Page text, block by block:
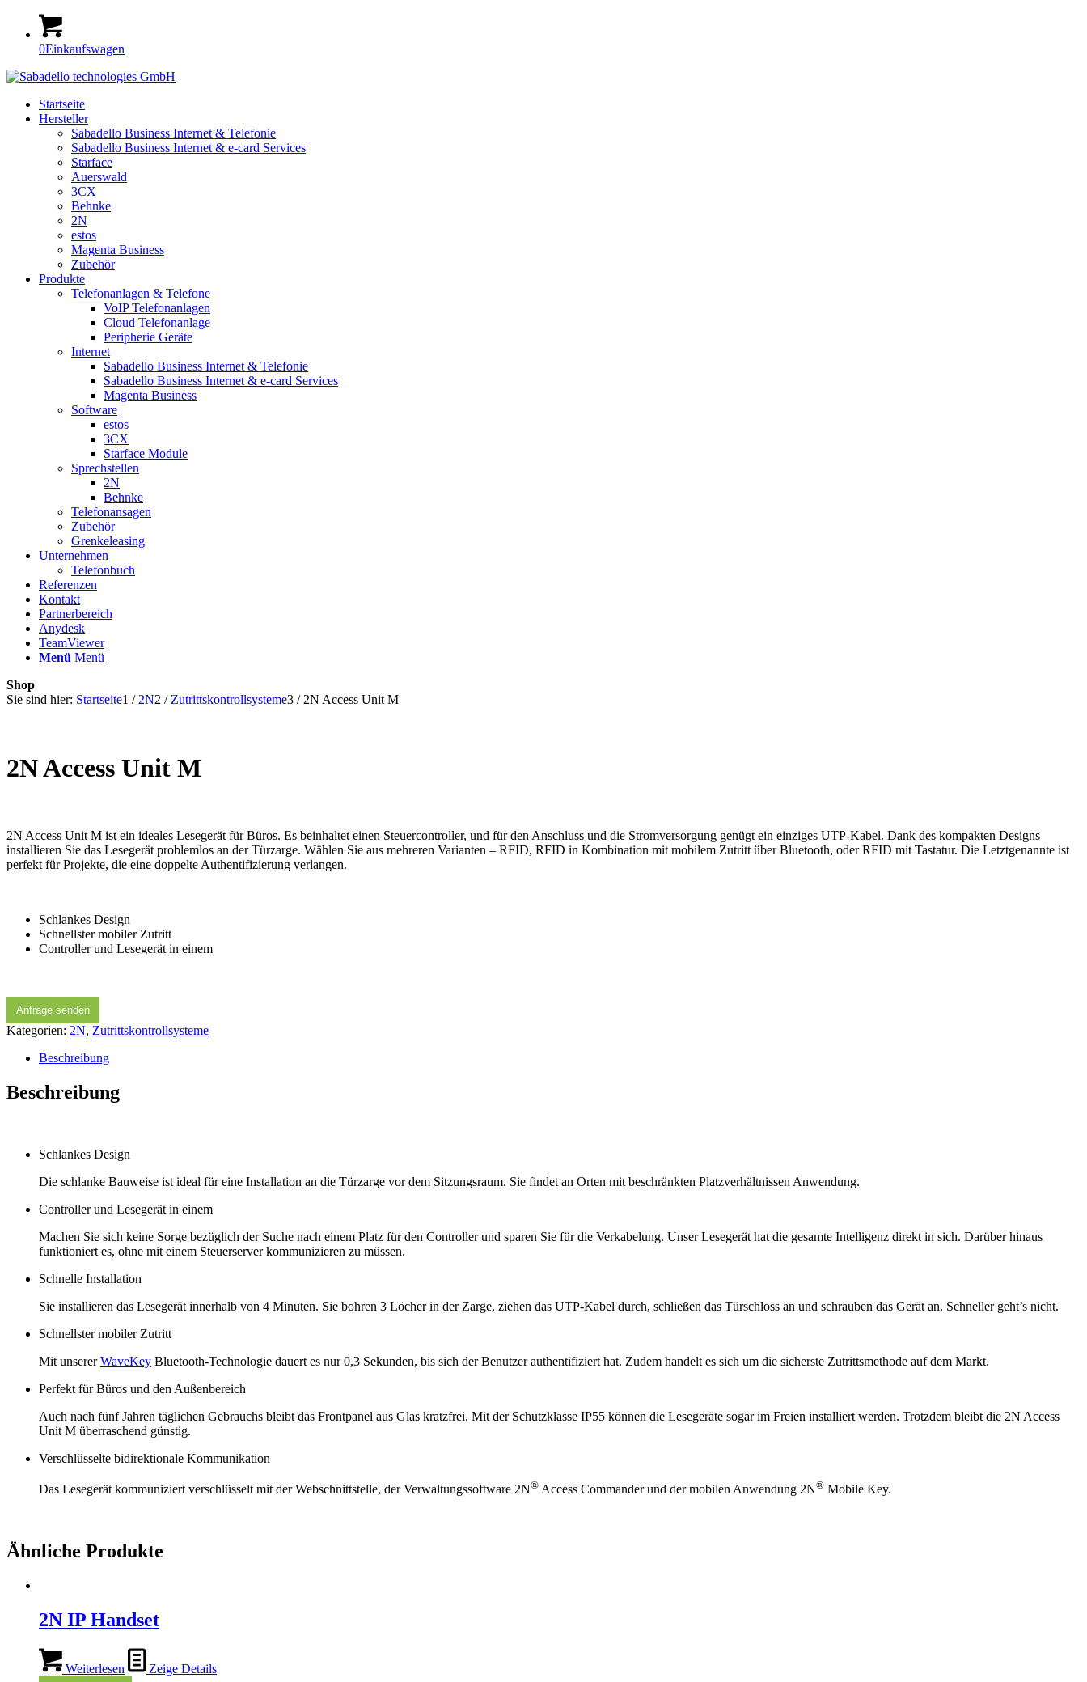
0Einkaufswagen
Startseite
Hersteller
Sabadello Business Internet & Telefonie
Sabadello Business Internet & e-card Services
Starface
Auerswald
3CX
Behnke
2N
estos
Magenta Business
Zubehör
Produkte
Telefonanlagen & Telefone
VoIP Telefonanlagen
Cloud Telefonanlage
Peripherie Geräte
Internet
Sabadello Business Internet & Telefonie
Sabadello Business Internet & e-card Services
Magenta Business
Software
estos
3CX
Starface Module
Sprechstellen
2N
Behnke
Telefonansagen
Zubehör
Grenkeleasing
Unternehmen
Telefonbuch
Referenzen
Kontakt
Partnerbereich
Anydesk
TeamViewer
Menü Menü
Shop
Sie sind hier: Startseite1 / 2N2 / Zutrittskontrollsysteme3 / 2N Access Unit M
2N Access Unit M
2N Access Unit M ist ein ideales Lesegerät für Büros. Es beinhaltet einen Steuercontroller, und für den Anschluss und die Stromversorgung genügt ein einziges UTP-Kabel. Dank des kompakten Designs
installieren Sie das Lesegerät problemlos an der Türzarge. Wählen Sie aus mehreren Varianten – RFID, RFID in Kombination mit mobilem Zutritt über Bluetooth, oder RFID mit Tastatur. Die Letztgenannte ist
perfekt für Projekte, die eine doppelte Authentifizierung verlangen.
Schlankes Design
Schnellster mobiler Zutritt
Controller und Lesegerät in einem
Anfrage senden
Kategorien: 2N, Zutrittskontrollsysteme
Beschreibung
Beschreibung
Schlankes Design
Die schlanke Bauweise ist ideal für eine Installation an die Türzarge vor dem Sitzungsraum. Sie findet an Orten mit beschränkten Platzverhältnissen Anwendung.
Controller und Lesegerät in einem
Machen Sie sich keine Sorge bezüglich der Suche nach einem Platz für den Controller und sparen Sie für die Verkabelung. Unser Lesegerät hat die gesamte Intelligenz direkt in sich. Darüber hinaus
funktioniert es, ohne mit einem Steuerserver kommunizieren zu müssen.
Schnelle Installation
Sie installieren das Lesegerät innerhalb von 4 Minuten. Sie bohren 3 Löcher in der Zarge, ziehen das UTP-Kabel durch, schließen das Türschloss an und schrauben das Gerät an. Schneller geht’s nicht.
Schnellster mobiler Zutritt
Mit unsererWaveKey Bluetooth-Technologie dauert es nur 0,3 Sekunden, bis sich der Benutzer authentifiziert hat. Zudem handelt es sich um die sicherste Zutrittsmethode auf dem Markt.
Perfekt für Büros und den Außenbereich
Auch nach fünf Jahren täglichen Gebrauchs bleibt das Frontpanel aus Glas kratzfrei. Mit der Schutzklasse IP55 können die Lesegeräte sogar im Freien installiert werden. Trotzdem bleibt die 2N Access
Unit M überraschend günstig.
Verschlüsselte bidirektionale Kommunikation
Das Lesegerät kommuniziert verschlüsselt mit der Webschnittstelle, der Verwaltungssoftware 2N® Access Commander und der mobilen Anwendung 2N® Mobile Key.
Ähnliche Produkte
2N IP Handset
Weiterlesen Zeige Details